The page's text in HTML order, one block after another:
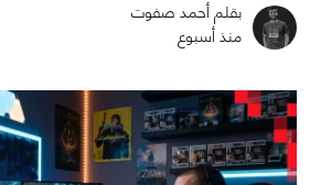
بقلم أحمد صفوت
منذ أسبوع